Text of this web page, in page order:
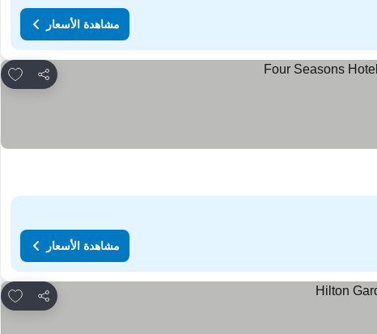
مشاهدة الأسعار
مشاركة
favorites
مشاهدة الأسعار
مشاركة
favorites